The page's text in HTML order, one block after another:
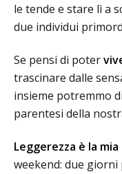
le tende e stare lì a
due individui
Se pensi di poter
trascinare dalle
insieme potremmo
parentesi della
Leggerezza è la
weekend: due